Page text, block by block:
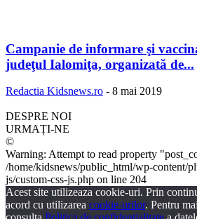
Campanie de informare şi
judeţul Ialomiţa, organizată de...
Redactia Kidsnews.ro - 8 mai 2019
DESPRE NOI
URMAȚI-NE
©
Warning: Attempt to read property
/home/kidsnews/public_html/wp-content/
js/custom-css-js.php on line 204
Acest site utilizeaza cookie-uri. Prin
acord cu utilizarea cookie-urilor. Pentru